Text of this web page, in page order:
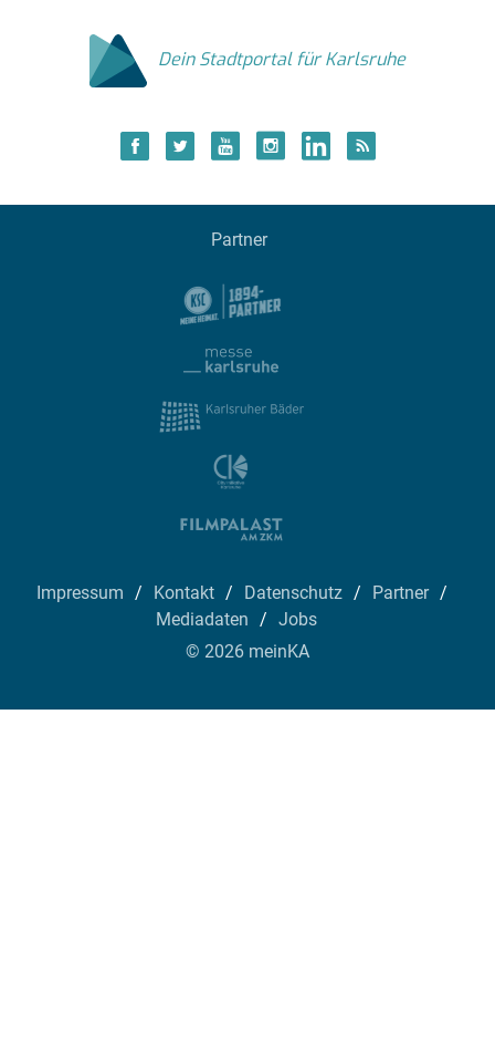
Dein Stadtportal für Karlsruhe
Partner
Impressum Kontakt Datenschutz
Partner
Mediadaten
Jobs
© 2026 meinKA